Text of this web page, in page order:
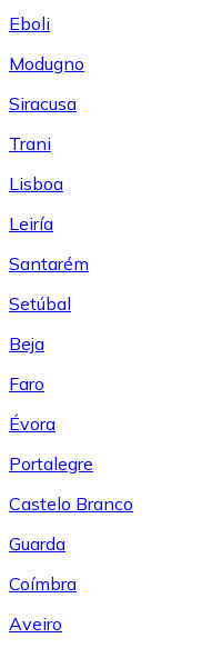
Eboli
Modugno
Siracusa
Trani
Lisboa
Leiría
Santarém
Setúbal
Beja
Faro
Évora
Portalegre
Castelo Branco
Guarda
Coímbra
Aveiro